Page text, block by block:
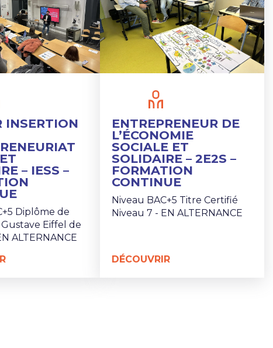
INSERTION
– IESS –
Diplôme de
Gustave Eiffel de
ALTERNANCE
ENTREPRENEUR DE
L’ÉCONOMIE
SOCIALE ET
SOLIDAIRE – 2E2S –
FORMATION
CONTINUE
Niveau BAC+5 Titre Certifié
Niveau 7 - EN ALTERNANCE
DÉCOUVRIR